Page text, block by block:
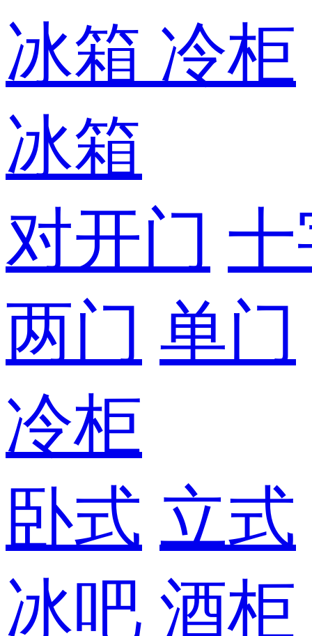
冰箱 冷柜
冰箱
对开门
两门 单门
冷柜
卧式 立式
冰吧 酒柜